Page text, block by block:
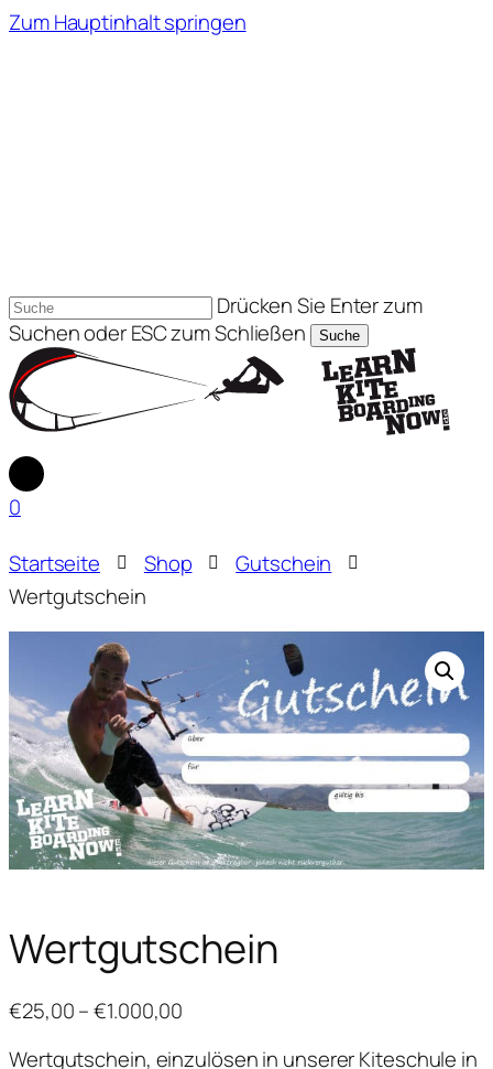
Zum Hauptinhalt springen
Drücken Sie Enter zum
Suchen oder ESC zum Schließen
Suche
Suche
Konto
0
Startseite
Shop
Gutschein
Wertgutschein
Wertgutschein
€25,00–€1.000,00
Wertgutschein, einzulösen in unserer Kiteschule in